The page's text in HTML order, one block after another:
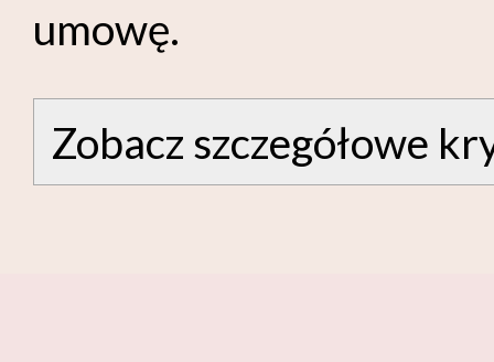
umowę.
Zobacz szczegółowe